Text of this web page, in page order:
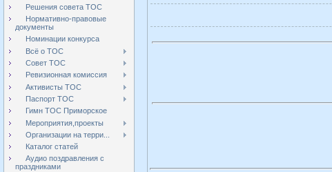
Решения совета ТОС
Нормативно-правовые
документы
Номинации конкурса
Всё о ТОС
Совет ТОС
Ревизионная комиссия
Активисты ТОС
Паспорт ТОС
Гимн ТОС Приморское
Мероприятия,проекты
Организации на терри...
Каталог статей
Аудио поздравления с
праздниками